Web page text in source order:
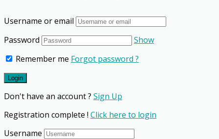
Username or email
Password
Show
Remember me Forgot password ?
Don't have an account ? Sign Up
Registration complete ! Click here to login
Username